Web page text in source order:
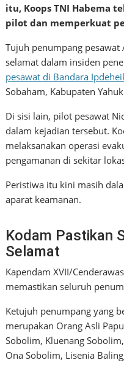
itu, Koops TNI Habema
pilot dan memperkuat
Tujuh penumpang pesawat
selamat dalam insiden
pesawat di Bandara
Sobaham, Kabupaten
Di sisi lain, pilot pesawat
dalam kejadian tersebut.
melaksanakan operasi
pengamanan di sekitar
Peristiwa itu kini masih
aparat keamanan.
Kodam Pastikan
Selamat
Kapendam XVII/
memastikan seluruh
Ketujuh penumpang yang
merupakan Orang Asli
Sobolim, Kluenang
Ona Sobolim, Lisenia